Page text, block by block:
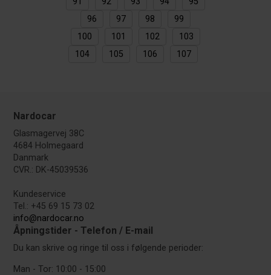
96
97 98
99
100
101 102
103
104
105 106 107
Nardocar
Glasmagervej 38C
4684 Holmegaard
Danmark
CVR.: DK-45039536
Kundeservice
Tel.: +45 69 15 73 02
info@nardocar.no
Åpningstider - Telefon / E-mail
Du kan skrive og ringe til oss i følgende perioder:
Man - Tor: 10:00 - 15:00